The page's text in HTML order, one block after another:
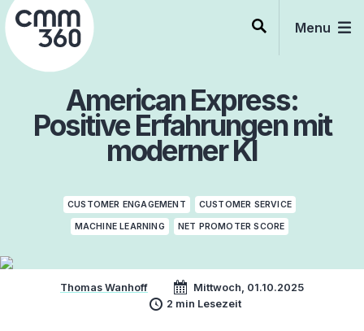
Skip
to
content
Menu
American Express:
Positive Erfahrungen mit
moderner KI
CUSTOMER ENGAGEMENT CUSTOMER SERVICE
MACHINE LEARNING NET PROMOTER SCORE
Thomas Wanhoff
Mittwoch, 01.10.2025
2 min Lesezeit